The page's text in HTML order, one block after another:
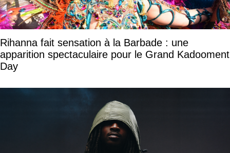
Rihanna fait sensation à la Barbade : une
apparition spectaculaire pour le Grand Kadooment
Day